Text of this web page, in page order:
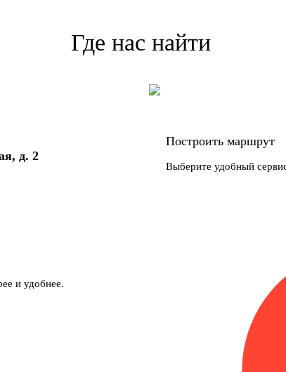
работы в ограниченном пространстве.
и монтаже металлоконструкций. Незаменим для
обеспечивают минимальные потери тока.
с отличным балансом цены и качества. Подходит для
Где нас найти
д. 2
и удобнее.
Построить маршрут
Выберите удобный